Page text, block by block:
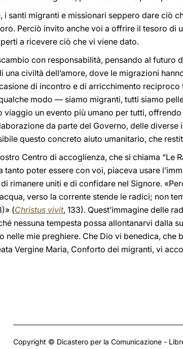
i santi migranti e missionari seppero dare ciò
Perciò invito anche voi a offrire il tesoro di
a ricevere ciò che vi viene dato.
con responsabilità, pensando al futuro
una civiltà dell’amore, dove le migrazioni
di incontro e di arricchimento reciproco
modo — siamo migranti, tutti siamo
viaggio un evento più umano per tutti,
da parte del Governo, delle
questo concreto aiuto umanitario, che
Centro di accoglienza, che si chiama “Le
tanto poter essere con voi, piaceva usare
rimanere uniti e di confidare nel Signore.
verso la corrente stende le radici; non
(Christus vivit, 133). Quest’immagine delle
nessuna tempesta possa allontanarvi dalla
nelle mie preghiere. Che Dio vi benedica,
Vergine Maria, Conforto dei migranti, vi
Copyright © Dicastero per la Comunicazione -